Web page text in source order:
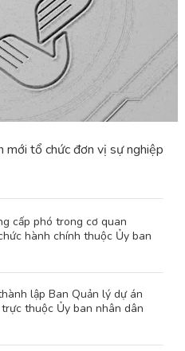
mới tổ chức đơn vị sự nghiệp
cấp phó trong cơ quan
hành chính thuộc Ủy ban
lập Ban Quản lý dự án
thuộc Ủy ban nhân dân